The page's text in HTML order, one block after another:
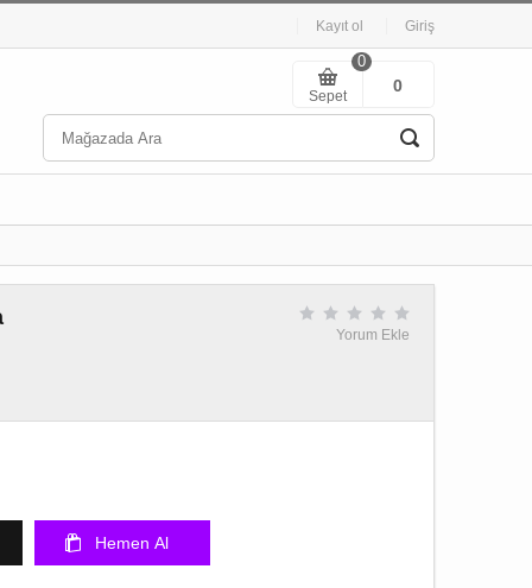
Kayıt ol Giriş
Sepet
0
0
Yorum Ekle
Hemen Al